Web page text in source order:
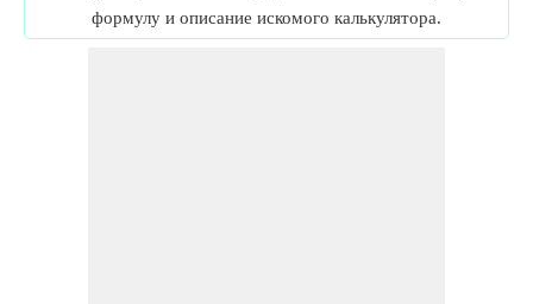
формулу и описание искомого калькулятора.